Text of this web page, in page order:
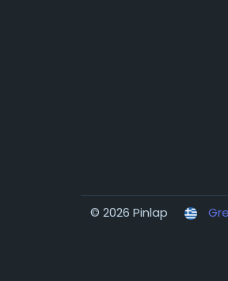
© 2026 Pinlap